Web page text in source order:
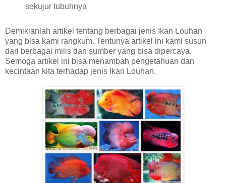
sekujur tubuhnya
Demikianlah artikel tentang berbagai jenis Ikan Louhan
yang bisa kami rangkum. Tentunya artikel ini kami susun
dari berbagai milis dan sumber yang bisa dipercaya.
Semoga artikel ini bisa menambah pengetahuan dan
kecintaan kita terhadap jenis Ikan Louhan.